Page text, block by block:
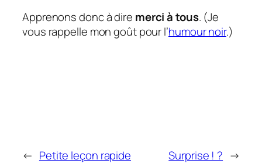
Apprenons donc à dire merci à tous. (Je
vous rappelle mon goût pour l’humour noir.)
← Petite leçon rapide Surprise ! ? →